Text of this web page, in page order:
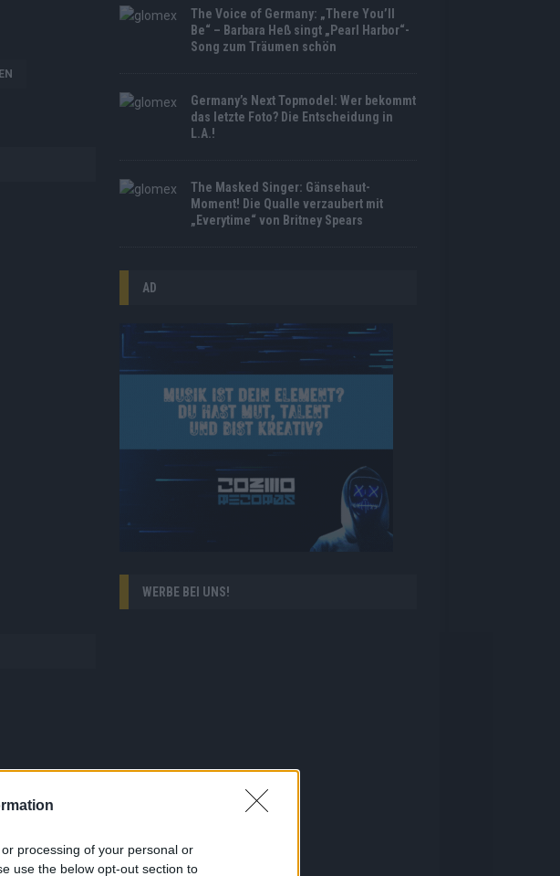
processing of your personal or
use the below opt-out section to
was du
The Voice of Germany: „There You’ll
Be“ – Barbara Heß singt „Pearl Harbor“-
Song zum Träumen schön
Germany’s Next Topmodel: Wer bekommt
das letzte Foto? Die Entscheidung in
L.A.!
The Masked Singer: Gänsehaut-
Moment! Die Qualle verzaubert mit
„Everytime“ von Britney Spears
AD
WERBE BEI UNS!